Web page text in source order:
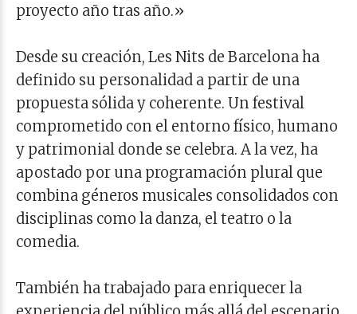
proyecto año tras año.»
Desde su creación, Les Nits de Barcelona ha
definido su personalidad a partir de una
propuesta sólida y coherente. Un festival
comprometido con el entorno físico, humano
y patrimonial donde se celebra. A la vez, ha
apostado por una programación plural que
combina géneros musicales consolidados con
disciplinas como la danza, el teatro o la
comedia.
También ha trabajado para enriquecer la